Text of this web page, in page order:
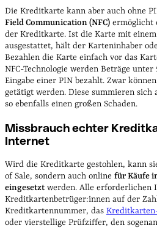
Die Kreditkarte kann aber auch ohne
Field Communication (NFC) ermöglicht
der Kreditkarte. Ist die Karte mit
ausgestattet, hält der Karteninhaber
Bezahlen die Karte einfach vor das
NFC-Technologie werden Beträge
Eingabe einer PIN bezahlt. Zwar
getätigt werden. Diese summieren sich
so ebenfalls einen großen Schaden.
Missbrauch echter
Internet
Wird die Kreditkarte gestohlen, kann
of Sale, sondern auch online für Käufe
eingesetzt werden. Alle erforderlichen
Kreditkartenbetrüger:innen auf der
Kreditkartennummer, das
oder vierstellige Prüfziffer, den